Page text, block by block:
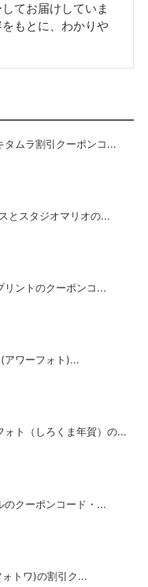
てお届けしていま
もとに、わかりや
タムラ割引クーポンコ...
とスタジオマリオの...
リントのクーポンコ...
アワーフォト)...
ォト（しろくま年賀）の...
のクーポンコード・...
トワ)の割引ク...